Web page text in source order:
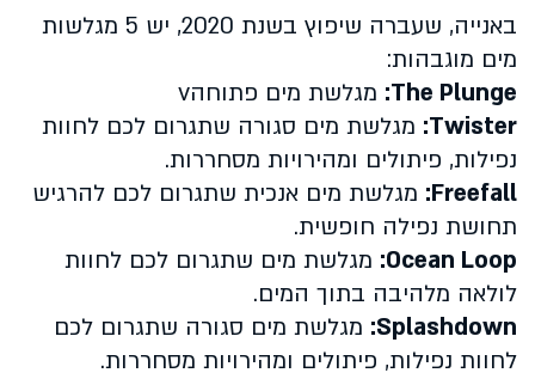
באנייה, שעברה שיפוץ בשנת 2020, יש 5 מגלשות
מים מוגבהות:
The Plunge
: מגלשת מים פתוחהv
Twister
: מגלשת מים סגורה שתגרום לכם לחוות
נפילות, פיתולים ומהירויות מסחררות.
Freefall
: מגלשת מים אנכית שתגרום לכם להרגיש
תחושת נפילה חופשית.
Ocean Loop
: מגלשת מים שתגרום לכם לחוות
לולאה מלהיבה בתוך המים.
Splashdown
: מגלשת מים סגורה שתגרום לכם
לחוות נפילות, פיתולים ומהירויות מסחררות.